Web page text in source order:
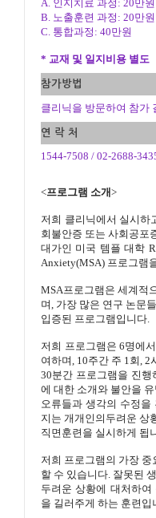
A. 인지치료 과정: 20만원
B. 노출훈련 과정: 20만원
C. 통합과정: 40만원
* 교재 및 일지비용 별도
참가방법
클리닉을 방문하여 참가
연 락 처
1544-7508 / 02-2688-
<프로그램 소개>
저희 클리닉에서 실시하
회불안증 또는 사회공포
대가인 미국 템플 대학
Anxiety(MSA) 프로그램
MSA프로그램은 세계적
며, 가장 많은 연구 논문
입증된 프로그램입니다.
저희 프로그램은 6명에
여하며, 10주간 주 1회, 2
30분간 프로그램을 진
에 대한 소개와 불안을
오류들과 생각의 수정을
지는 개개인의두려운 상
직면훈련을 실시하게 됩
저희 프로그램의 가장
할 수 있습니다. 잘못된
두려운상황에 대처하여
을 길러주게 하는 훈련입